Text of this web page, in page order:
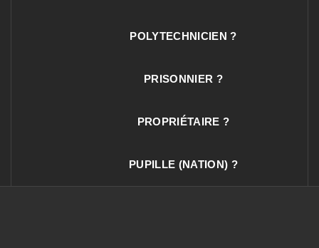
POLYTECHNICIEN ?
PRISONNIER ?
PROPRIÉTAIRE ?
PUPILLE (NATION) ?